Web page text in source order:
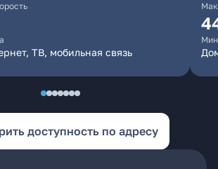
ТВ, мобильная связь
доступность по адресу